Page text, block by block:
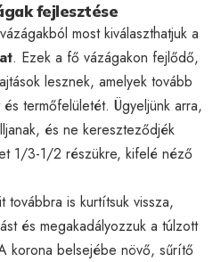
fejlesztése
most kiválaszthatjuk a
. Ezek a fő vázágakon fejlődő,
lesznek, amelyek tovább
termőfelületét. Ügyeljünk arra,
és ne kereszteződjék
1/3-1/2 részükre, kifelé néző
továbbra is kurtítsuk vissza,
és megakadályozzuk a túlzott
korona belsejébe növő, sűrítő